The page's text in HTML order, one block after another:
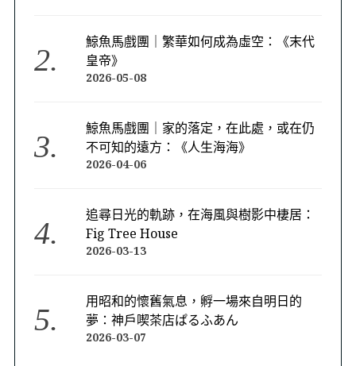
鯨魚馬戲團｜繁華如何成為虛空：《末代
皇帝》
2026-05-08
鯨魚馬戲團｜家的落定，在此處，或在仍
不可知的遠方：《人生海海》
2026-04-06
追尋日光的軌跡，在海風與樹影中棲居：
Fig Tree House
2026-03-13
用昭和的懷舊氣息，孵一場來自明日的
夢：神戶喫茶店ぱるふあん
2026-03-07